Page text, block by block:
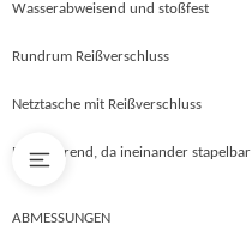
Wasserabweisend und stoßfest
Rundrum Reißverschluss
Netztasche mit Reißverschluss
Platzsparend, da ineinander stapelbar
ABMESSUNGEN